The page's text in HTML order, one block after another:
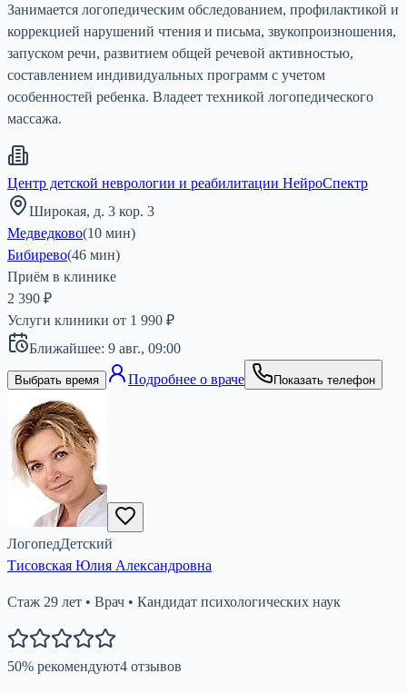
Занимается логопедическим обследованием, профилактикой и
коррекцией нарушений чтения и письма, звукопроизношения,
запуском речи, развитием общей речевой активностью,
составлением индивидуальных программ с учетом
особенностей ребенка. Владеет техникой логопедического
массажа.
Центр детской неврологии и реабилитации НейроСпектр
Широкая, д. 3 кор. 3
Медведково(10 мин)
Бибирево(46 мин)
Приём в клинике
2 390 ₽
Услуги клиники от 1 990 ₽
Ближайшее: 9 авг., 09:00
Выбрать время Подробнее о враче Показать телефон
ЛогопедДетский
Тисовская Юлия Александровна
Стаж 29 лет • Врач • Кандидат психологических наук
50% рекомендуют4 отзывов